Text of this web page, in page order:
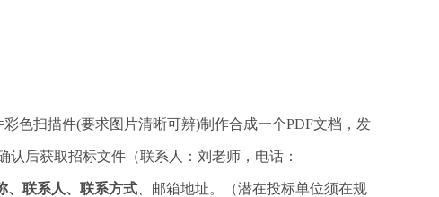
色扫描件(要求图片清晰可辨)制作合成一个PDF文档，发
认后获取招标文件（联系人：刘老师，电话：
、联系人、联系方式、邮箱地址。（潜在投标单位须在规